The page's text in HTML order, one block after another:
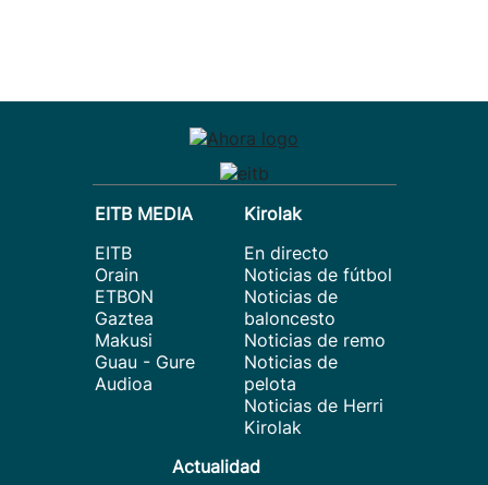
EITB MEDIA
EITB
Orain
ETBON
Gaztea
Makusi
Guau - Gure
Audioa
Kirolak
En directo
Noticias de fútbol
Noticias de
baloncesto
Noticias de remo
Noticias de
pelota
Noticias de Herri
Kirolak
Actualidad